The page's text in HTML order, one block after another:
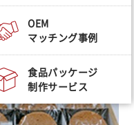
OEM
マッチング事例
食品パッケージ
制作サービス